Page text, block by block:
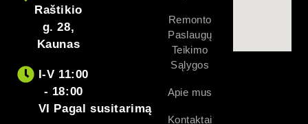
Raštikio
g. 28,
Kaunas
I-V 11:00
- 18:00
VI Pagal susitarimą
Remonto
Paslaugų
Teikimo
Sąlygos
Apie mus
Kontaktai